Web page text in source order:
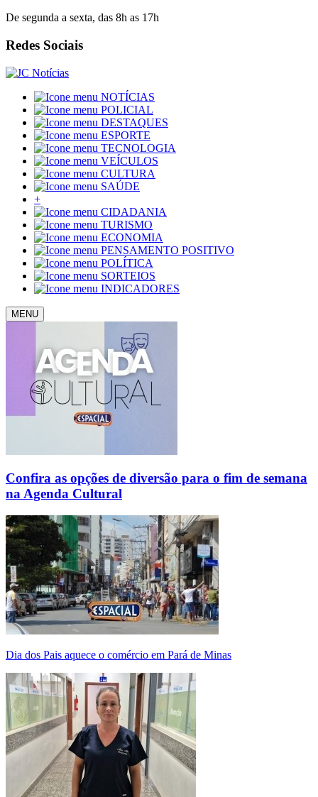
De segunda a sexta, das 8h as 17h
Redes Sociais
NOTÍCIAS
POLICIAL
DESTAQUES
ESPORTE
TECNOLOGIA
VEÍCULOS
CULTURA
SAÚDE
+
CIDADANIA
TURISMO
ECONOMIA
PENSAMENTO POSITIVO
POLÍTICA
SORTEIOS
INDICADORES
MENU
Confira as opções de diversão para o fim de semana
na Agenda Cultural
Dia dos Pais aquece o comércio em Pará de Minas